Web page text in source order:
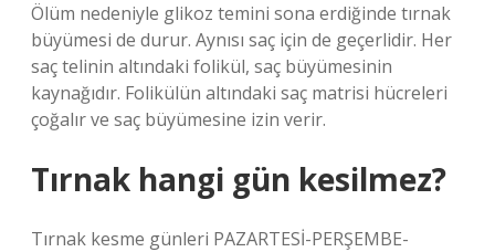
Ölüm nedeniyle glikoz temini sona erdiğinde tırnak
büyümesi de durur. Aynısı saç için de geçerlidir. Her
saç telinin altındaki folikül, saç büyümesinin
kaynağıdır. Folikülün altındaki saç matrisi hücreleri
çoğalır ve saç büyümesine izin verir.
Tırnak hangi gün kesilmez?
Tırnak kesme günleri PAZARTESİ-PERŞEMBE-